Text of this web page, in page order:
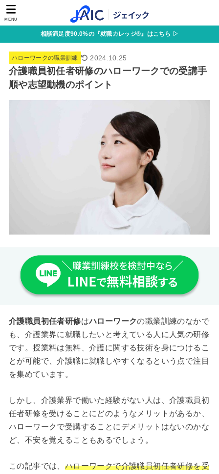
MENU
相談満足度90.0%の『就職カレッジ®』はこちら ▷
ハローワークの職業訓練 2024.10.25
介護職員初任者研修のハローワークでの受講手
順や志望動機のポイント
介護職員初任者研修はハローワークの職業訓練のなかで
も、介護業界に就職したいと考えている人に人気の研修
です。授業料は無料、介護に関する技術を身につけるこ
とが可能で、介護職に就職しやすくなるという点で注目
を集めています。
しかし、介護業界で働いた経験がない人は、介護職員初
任者研修を受けることにどのようなメリットがあるか、
ハローワークで受講することにデメリットはないのかな
ど、不安を覚えることもあるでしょう。
この記事では、 ハローワークで介護職員初任者研修を受